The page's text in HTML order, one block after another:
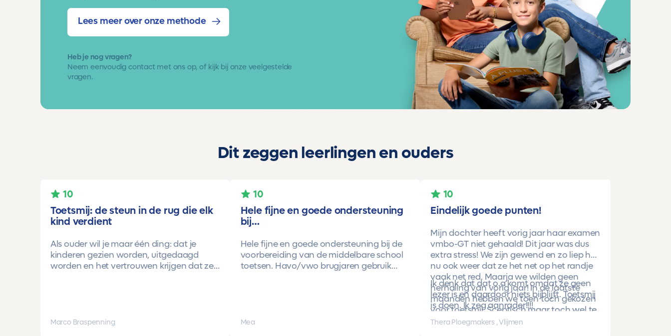
Lees meer over onze methode
Heb je nog vragen?
Neem eenvoudigcontact met ons op, of kijk bij onze veelgestelde
vragen.
Dit zeggen leerlingen en ouders
10
Toetsmij: de steun in de rug die elk
kind verdient
Als ouder wil je maar één ding: dat je
kinderen gezien worden, uitgedaagd
worden en het vertrouwen krijgen dat ze
Onze oudste dochter begon ooit op
Marco Braspenning
10
Hele fijne en goede ondersteuning
bij…
Hele fijne en goede ondersteuning bij de
voorbereiding van de middelbare school
toetsen. Havo/vwo brugjaren gebruik
opgebouwd. Goede snelle communicatie
Mea
10
Eindelijk goede punten!
Mijn dochter heeft vorig jaar haar examen
vmbo-GT niet gehaald! Dit jaar was dus
extra stress! We zijn gewend en zo liep het
nu ook weer dat ze het net op het randje
vaak net red. Maarja we wilden geen
herhaling van vorig jaar! In de laatste
maanden hebben we toen toch gekozen
voor toetsmij. Sceptisch maar toch wel te
proberen. En nu is ze gewoon geslaagd
Ik denk dat dat o.a komt omdat ze geen
lezer is en daardoor niets bijblijft. Toetsmij
is doen. Ik zeg aanrader!!!!
Thera Ploegmakers , Vlijmen